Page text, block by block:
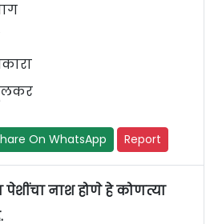
On WhatsApp Report
पेशींचा नाश होणे हे कोणत्या